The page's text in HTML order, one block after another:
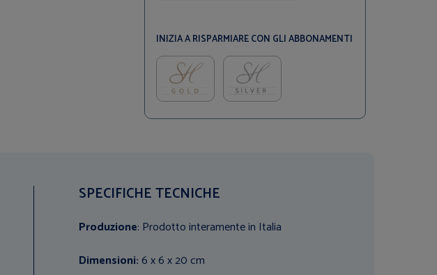
INIZIA A RISPARMIARE CON GLI ABBONAMENTI
SPECIFICHE TECNICHE
Produzione: Prodotto interamente in Italia
Dimensioni:6 x 6 x 20 cm